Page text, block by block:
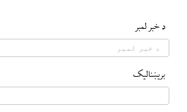
د خبر لمبر
بريښناليک